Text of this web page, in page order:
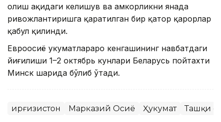
олиш ҳақидаги келишув ва ҳамкорликни янада
ривожлантиришга қаратилган бир қатор қарорлар
қабул қилинди.
Евроосиё ҳукуматлараро кенгашининг навбатдаги
йиғилиши 1–2 октябрь кунлари Беларусь пойтахти
Минск шаҳрида бўлиб ўтади.
Қирғизистон Марказий Осиё Ҳукумат Ташқи